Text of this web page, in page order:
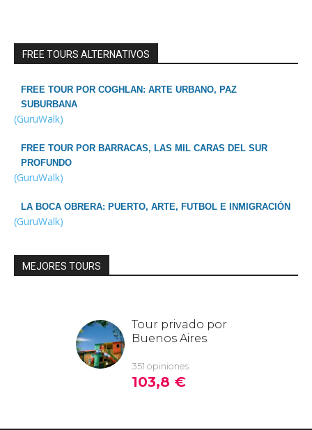
FREE TOURS ALTERNATIVOS
FREE TOUR POR COGHLAN: ARTE URBANO, PAZ
SUBURBANA
(GuruWalk)
FREE TOUR POR BARRACAS, LAS MIL CARAS DEL SUR
PROFUNDO
(GuruWalk)
LA BOCA OBRERA: PUERTO, ARTE, FUTBOL E INMIGRACIÓN
(GuruWalk)
MEJORES TOURS